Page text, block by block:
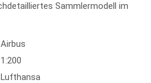
Sammlermodell im
Airbus
1:200
Lufthansa